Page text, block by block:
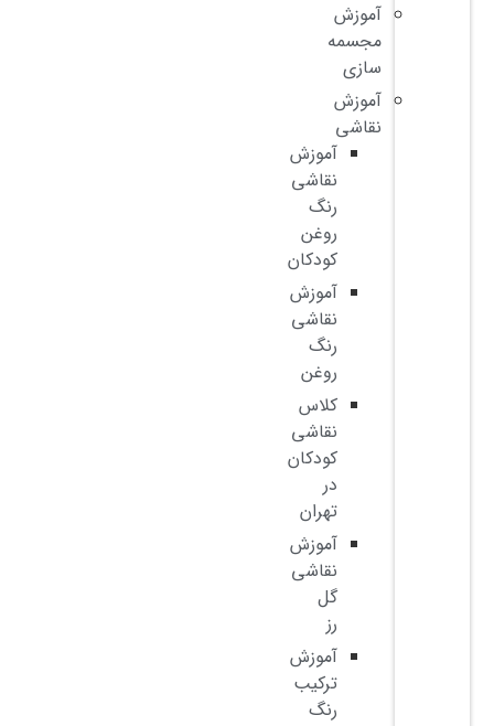
آموزش
مجسمه
سازی
آموزش
نقاشی
آموزش
نقاشی
رنگ
روغن
کودکان
آموزش
نقاشی
رنگ
روغن
کلاس
نقاشی
کودکان
در
تهران
آموزش
نقاشی
گل
رز
آموزش
ترکیب
رنگ